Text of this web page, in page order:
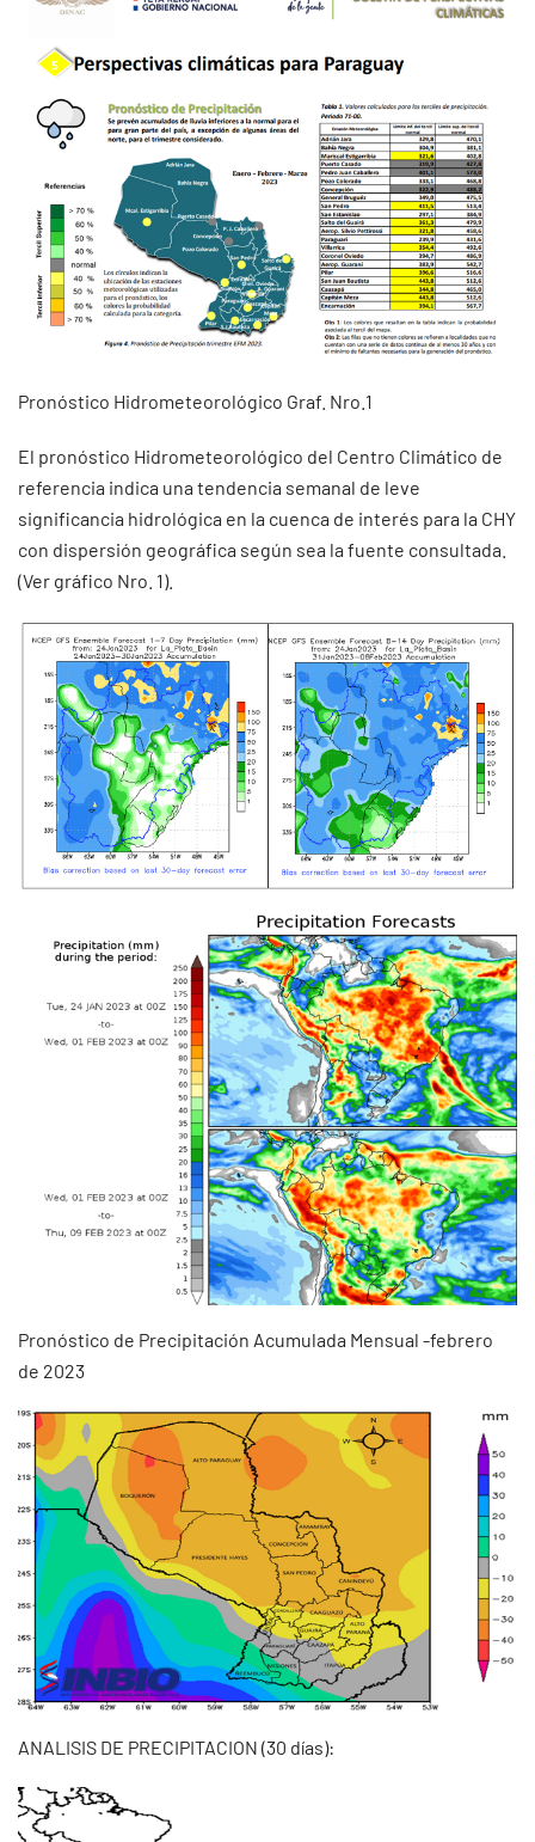
Pronóstico Hidrometeorológico Graf. Nro.1
El pronóstico Hidrometeorológico del Centro Climático de
referencia indica una tendencia semanal de leve
significancia hidrológica en la cuenca de interés para la CHY
con dispersión geográfica según sea la fuente consultada.
(Ver gráfico Nro. 1).
Pronóstico de Precipitación Acumulada Mensual -febrero
de 2023
ANALISIS DE PRECIPITACION (30 días):